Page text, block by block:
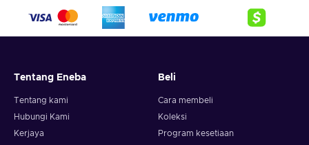
Tentang Eneba
Tentang kami
Hubungi Kami
Kerjaya
Beli
Cara membeli
Koleksi
Program kesetiaan